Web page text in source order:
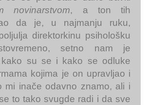
novinarstvom, a ton tih
da je, u najmanju ruku,
direktorkinu psihološku
setno nam je
kako su se i kako se odluke
kojima je on upravljao i
mi inače odavno znamo, ali i
to tako svugde radi i da sve